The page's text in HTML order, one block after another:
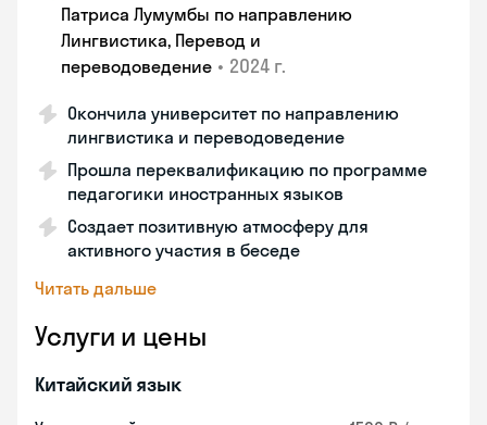
Патриса Лумумбы по направлению
Лингвистика, Перевод и
переводоведение • 2024 г.
Окончила университет по направлению
лингвистика и переводоведение
Прошла переквалификацию по программе
педагогики иностранных языков
Создает позитивную атмосферу для
активного участия в беседе
Читать дальше
Услуги и цены
Китайский язык